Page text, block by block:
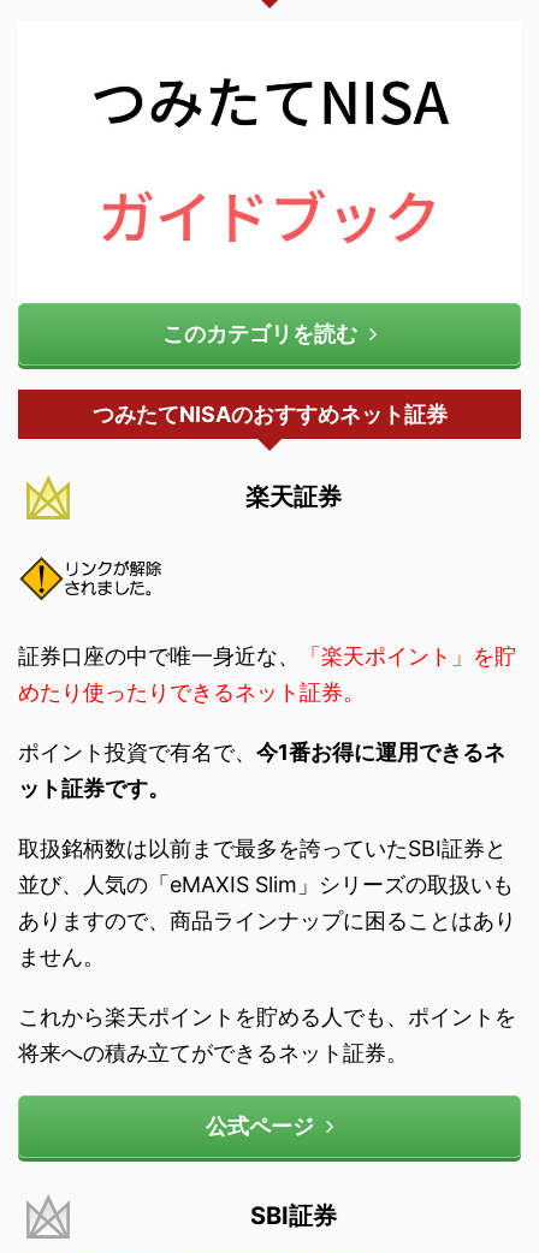
このカテゴリを読む
つみたてNISAのおすすめネット証券
楽天証券
証券口座の中で唯一身近な、
「楽天ポイント」を貯
めたり使ったりできるネット証券。
ポイント投資で有名で、 今1番お得に運用できるネ
ット証券です。
取扱銘柄数は以前まで最多を誇っていたSBI証券と
並び、人気の「eMAXIS Slim」シリーズの取扱いも
ありますので、商品ラインナップに困ることはあり
ません。
これから楽天ポイントを貯める人でも、ポイントを
将来への積み立てができるネット証券。
公式ページ
SBI証券